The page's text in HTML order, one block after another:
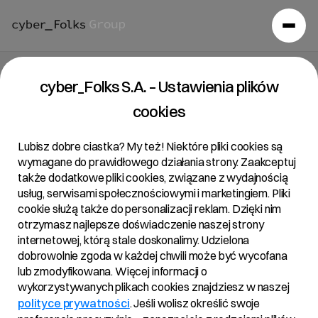
Raport bieżący 9/2024
Temat:
Pierwsze zawiadomienie akcjonariuszy cyber_Folks
S.A. o zamiarze połączenia _przejęcia_ z jej
jednoosobowymi spółkami Zenbox sp. z o.o. i Otree sp.
z o.o.
Podstawa prawna:
cyber_Folks S.A. – Ustawienia plików
cookies
Lubisz dobre ciastka? My też! Niektóre pliki cookies są
wymagane do prawidłowego działania strony. Zaakceptuj
także dodatkowe pliki cookies, związane z wydajnością
usług, serwisami społecznościowymi i marketingiem. Pliki
cookie służą także do personalizacji reklam. Dzięki nim
otrzymasz najlepsze doświadczenie naszej strony
internetowej, którą stale doskonalimy. Udzielona
dobrowolnie zgoda w każdej chwili może być wycofana
lub zmodyfikowana. Więcej informacji o
wykorzystywanych plikach cookies znajdziesz w naszej
polityce prywatności. Jeśli wolisz określić swoje